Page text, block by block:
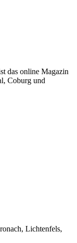
das online Magazin
Coburg und
Lichtenfels,